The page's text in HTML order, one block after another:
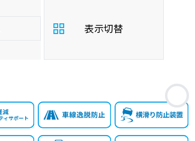
安い順 高い順
表示切替
お